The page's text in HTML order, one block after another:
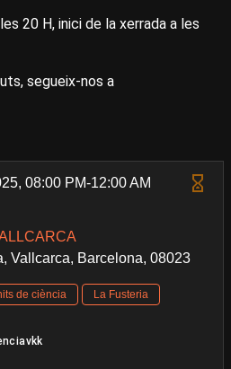
20 H, inici de la xerrada a les
segueix-nos a
08:00 PM-12:00 AM
Vallcarca, Barcelona, 08023
de ciència La Fusteria